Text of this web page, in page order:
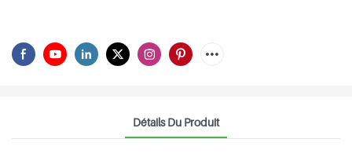
Détails Du Produit